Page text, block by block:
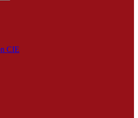
CIE